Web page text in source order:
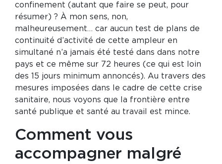
confinement (autant que faire se peut, pour
résumer) ? À mon sens, non,
malheureusement… car aucun test de plans de
continuité d’activité de cette ampleur en
simultané n’a jamais été testé dans dans notre
pays et ce même sur 72 heures (ce qui est loin
des 15 jours minimum annoncés). Au travers des
mesures imposées dans le cadre de cette crise
sanitaire, nous voyons que la frontière entre
santé publique et santé au travail est mince.
Comment vous
accompagner malgré